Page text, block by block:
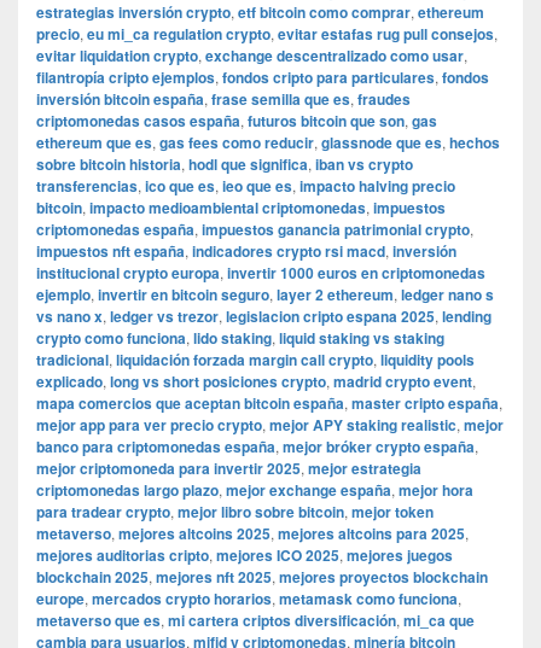
estrategias inversión crypto, etf bitcoin como comprar, ethereum
precio, eu mi_ca regulation crypto, evitar estafas rug pull consejos,
evitar liquidation crypto, exchange descentralizado como usar,
filantropía cripto ejemplos, fondos cripto para particulares, fondos
inversión bitcoin españa, frase semilla que es, fraudes
criptomonedas casos españa, futuros bitcoin que son, gas
ethereum que es, gas fees como reducir, glassnode que es, hechos
sobre bitcoin historia, hodl que significa, iban vs crypto
transferencias, ico que es, ieo que es, impacto halving precio
bitcoin, impacto medioambiental criptomonedas, impuestos
criptomonedas españa, impuestos ganancia patrimonial crypto,
impuestos nft españa, indicadores crypto rsi macd, inversión
institucional crypto europa, invertir 1000 euros en criptomonedas
ejemplo, invertir en bitcoin seguro, layer 2 ethereum, ledger nano s
vs nano x, ledger vs trezor, legislacion cripto espana 2025, lending
crypto como funciona, lido staking, liquid staking vs staking
tradicional, liquidación forzada margin call crypto, liquidity pools
explicado, long vs short posiciones crypto, madrid crypto event,
mapa comercios que aceptan bitcoin españa, master cripto españa,
mejor app para ver precio crypto, mejor APY staking realistic, mejor
banco para criptomonedas españa, mejor bróker crypto españa,
mejor criptomoneda para invertir 2025, mejor estrategia
criptomonedas largo plazo, mejor exchange españa, mejor hora
para tradear crypto, mejor libro sobre bitcoin, mejor token
metaverso, mejores altcoins 2025, mejores altcoins para 2025,
mejores auditorias cripto, mejores ICO 2025, mejores juegos
blockchain 2025, mejores nft 2025, mejores proyectos blockchain
europe, mercados crypto horarios, metamask como funciona,
metaverso que es, mi cartera criptos diversificación, mi_ca que
cambia para usuarios, mifid y criptomonedas, minería bitcoin